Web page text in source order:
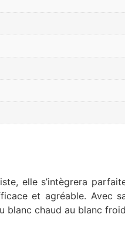
elle s’intègrera
et agréable. Avec
blanc chaud au blanc